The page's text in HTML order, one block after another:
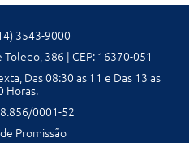
3543-9000
386 | CEP: 16370-051
Das 08:30 as 11 e Das 13 as
Horas.
0001-52
Promissão